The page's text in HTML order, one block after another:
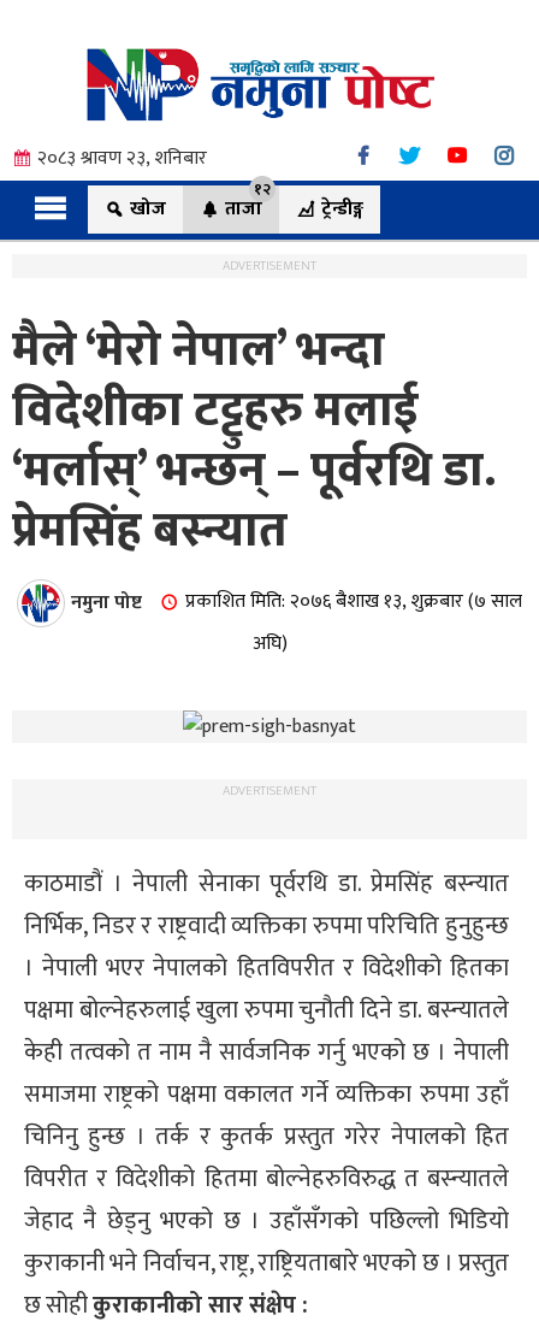
२०८३ श्रावण २३, शनिबार
खोज
ताजा
१२
ट्रेन्डीङ्ग
ADVERTISEMENT
मैले ‘मेरो नेपाल’ भन्दा
विदेशीका टट्टुहरु मलाई
‘मर्लास्’ भन्छन् – पूर्वरथि डा.
प्रेमसिंह बस्न्यात
नमुना पोष्ट
प्रकाशित मिति: २०७६ बैशाख १३, शुक्रबार (७ साल
अघि)
ADVERTISEMENT
काठमाडौं । नेपाली सेनाका पूर्वरथि डा. प्रेमसिंह बस्न्यात
निर्भिक, निडर र राष्ट्रवादी व्यक्तिका रुपमा परिचिति हुनुहुन्छ
। नेपाली भएर नेपालको हितविपरीत र विदेशीको हितका
पक्षमा बोल्नेहरुलाई खुला रुपमा चुनौती दिने डा. बस्न्यातले
केही तत्वको त नाम नै सार्वजनिक गर्नु भएको छ । नेपाली
समाजमा राष्ट्रको पक्षमा वकालत गर्ने व्यक्तिका रुपमा उहाँ
चिनिनु हुन्छ । तर्क र कुतर्क प्रस्तुत गरेर नेपालको हित
विपरीत र विदेशीको हितमा बोल्नेहरुविरुद्ध त बस्न्यातले
जेहाद नै छेड्नु भएको छ । उहाँसँगको पछिल्लो भिडियो
कुराकानी भने निर्वाचन, राष्ट्र, राष्ट्रियताबारे भएको छ । प्रस्तुत
छ सोहीकुराकानीको सार संक्षेप :